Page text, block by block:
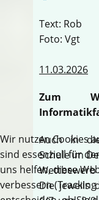
Text: Rob
Foto: Vgt
11.03.2026
Zum
Auch in
Schule im
Die jeweils
Wir nutzen Cookies
sind essenziell für
uns helfen, diese
verbessern